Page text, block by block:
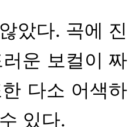
았다. 곡에 진
운 보컬이 짜
다소 어색하
있다.